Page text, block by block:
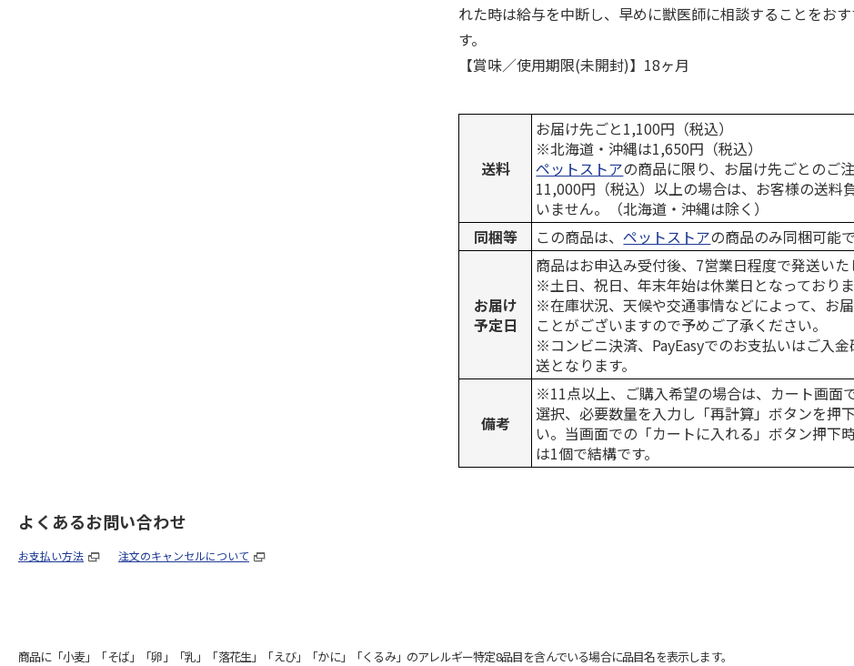
れた時は給与を中断し、早めに獣医師に相談することをお
す。
【賞味／使用期限(未開封)】18ヶ月
送料
お届け先ごと1,100円（税込）
※北海道・沖縄は1,650円（税込）
ペットストアの商品に限り、お届け先ごとのご
11,000円（税込）以上の場合は、お客様の送料
いません。（北海道・沖縄は除く）
同梱等
この商品は、ペットストアの商品のみ同梱可能で
お届け
予定日
商品はお申込み受付後、7営業日程度で発送いた
※土日、祝日、年末年始は休業日となっておりま
※在庫状況、天候や交通事情などによって、お
ことがございますので予めご了承ください。
※コンビニ決済、PayEasyでのお支払いはご入
送となります。
備考
※11点以上、ご購入希望の場合は、カート画面
選択、必要数量を入力し「再計算」ボタンを押
い。当画面での「カートに入れる」ボタン押下
は1個で結構です。
よくあるお問い合わせ
お支払い方法 注文のキャンセルについて
商品に「小麦」「そば」「卵」「乳」「落花生」「えび」「かに」「くるみ」のアレルギー特定8品目を含んでいる場合に品目名を表示します。